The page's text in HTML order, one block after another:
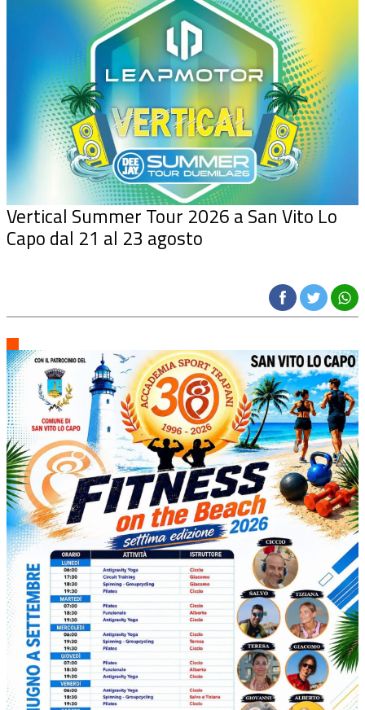
Vertical Summer Tour 2026 a San Vito Lo
Capo dal 21 al 23 agosto